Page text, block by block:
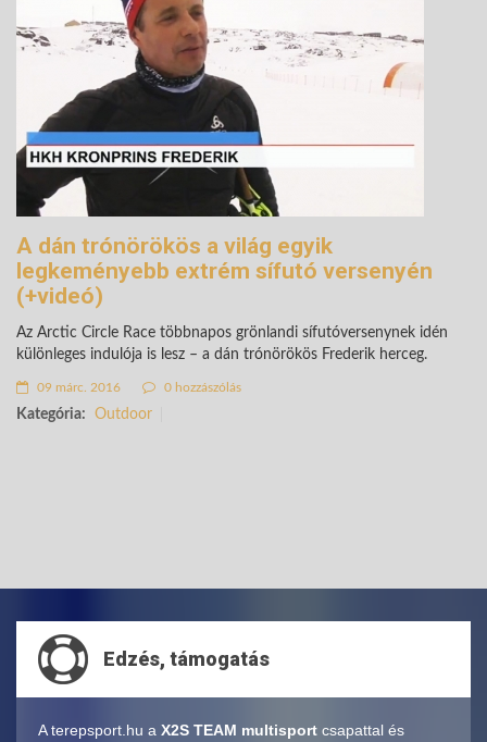
A dán trónörökös a világ egyik
legkeményebb extrém sífutó versenyén
(+videó)
Az Arctic Circle Race többnapos grönlandi sífutóversenynek idén
különleges indulója is lesz – a dán trónörökös Frederik herceg.
09 márc. 2016 0 hozzászólás
Kategória: Outdoor
Edzés, támogatás
A terepsport.hu a X2S TEAM multisport csapattal és